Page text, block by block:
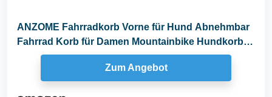
ANZOME Fahrradkorb Vorne für Hund Abnehmbar
Fahrrad Korb für Damen Mountainbike Hundkorb
Zum Angebot